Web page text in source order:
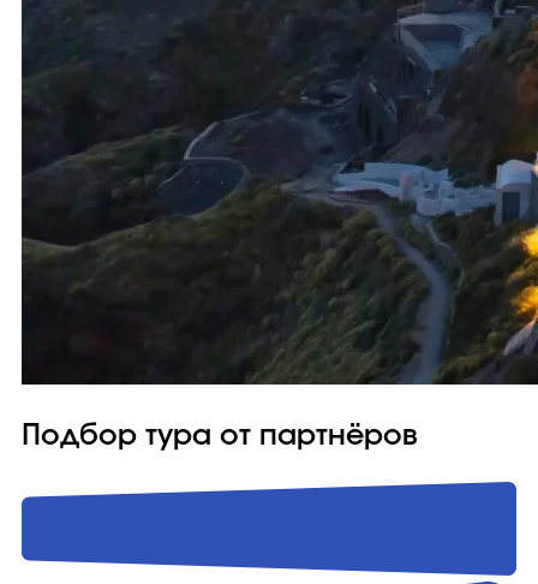
Подбор тура от партнёров